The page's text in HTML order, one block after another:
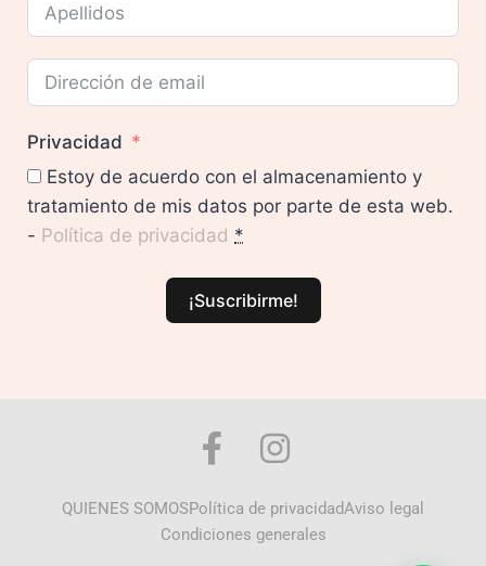
Privacidad
Estoy de acuerdo con el almacenamiento y
tratamiento de mis datos por parte de esta web.
- Política de privacidad *
¡Suscribirme!
QUIENES SOMOSPolítica de privacidadAviso legal
Condiciones generales